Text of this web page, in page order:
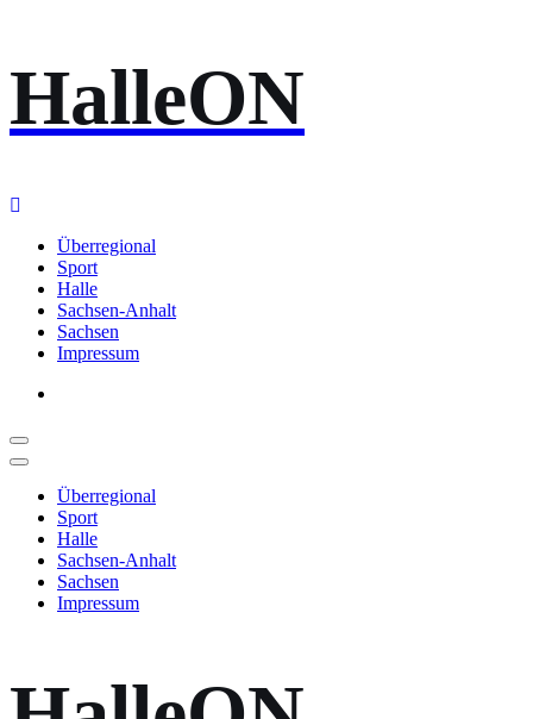
Inhalt
springen
HalleON
Überregional
Sport
Halle
Sachsen-Anhalt
Sachsen
Impressum
Überregional
Sport
Halle
Sachsen-Anhalt
Sachsen
Impressum